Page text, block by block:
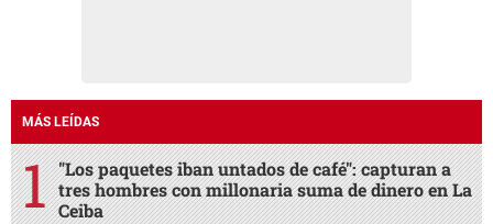
MÁS LEÍDAS
"Los paquetes iban untados de café": capturan a
tres hombres con millonaria suma de dinero en La
Ceiba